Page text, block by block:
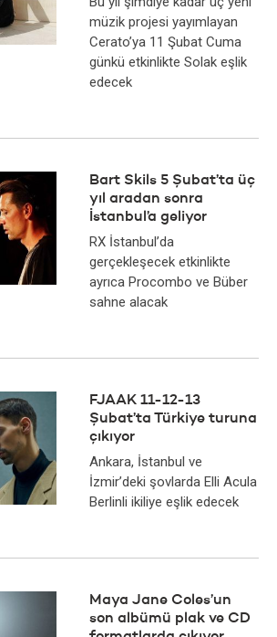
müzik projesi yayımlayan
Cerato’ya 11 Şubat Cuma
günkü etkinlikte Solak eşlik
edecek
Bart Skils 5 Şubat’ta üç
yıl aradan sonra
İstanbul’a geliyor
RX İstanbul’da
gerçekleşecek etkinlikte
ayrıca Procombo ve Büber
sahne alacak
FJAAK 11-12-13
Şubat’ta Türkiye turuna
çıkıyor
Ankara, İstanbul ve
İzmir’deki şovlarda Elli Acula
Berlinli ikiliye eşlik edecek
Maya Jane Coles’un
son albümü plak ve CD